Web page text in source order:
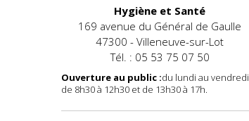
Hygiène et Santé
169 avenue du Général de Gaulle
47300 - Villeneuve-sur-Lot
Tél. : 05 53 75 07 50
Ouverture au public :du lundi au vendredi
de 8h30 à 12h30 et de 13h30 à 17h.